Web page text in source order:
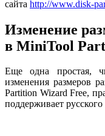
сайта http://www.disk-
Изменение
в MiniTool
Еще одна простая,
изменения размеров
Partition Wizard Free,
поддерживает русского